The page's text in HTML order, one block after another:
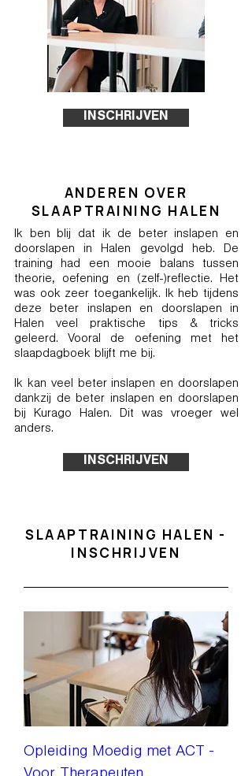
INSCHRIJVEN
ANDEREN OVER
SLAAPTRAINING HALEN
Ik ben blij dat ik de beter inslapen en
doorslapen in Halen gevolgd heb. De
training had een mooie balans tussen
theorie, oefening en (zelf-)reflectie. Het
was ook zeer toegankelijk. Ik heb tijdens
deze beter inslapen en doorslapen in
Halen veel praktische tips & tricks
geleerd. Vooral de oefening met het
slaapdagboek blijft me bij.
Ik kan veel beter inslapen en doorslapen
dankzij de beter inslapen en doorslapen
bij Kurago Halen. Dit was vroeger wel
anders.
INSCHRIJVEN
SLAAPTRAINING HALEN -
INSCHRIJVEN
Opleiding Moedig met ACT -